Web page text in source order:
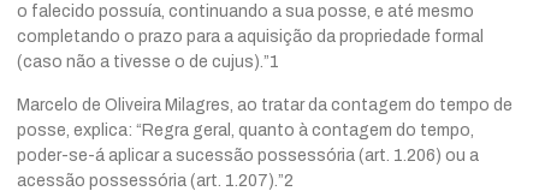
o falecido possuía, continuando a sua posse, e até mesmo
completando o prazo para a aquisição da propriedade formal
(caso não a tivesse o de cujus).”1
Marcelo de Oliveira Milagres, ao tratar da contagem do tempo de
posse, explica: “Regra geral, quanto à contagem do tempo,
poder-se-á aplicar a sucessão possessória (art. 1.206) ou a
acessão possessória (art. 1.207).”2